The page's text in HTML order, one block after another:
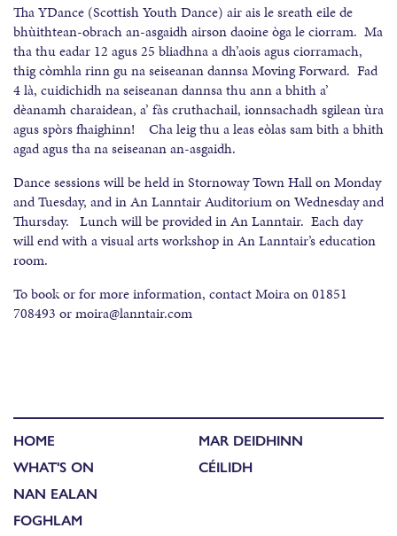
Tha YDance (Scottish Youth Dance) air ais le sreath eile de
bhùithtean-obrach an-asgaidh airson daoine òga le ciorram. Ma
tha thu eadar 12 agus 25 bliadhna a dh’aois agus ciorramach,
thig còmhla rinn gu na seiseanan dannsa Moving Forward. Fad
4 là, cuidichidh na seiseanan dannsa thu ann a bhith a’
dèanamh charaidean, a’ fàs cruthachail, ionnsachadh sgilean ùra
agus spòrs fhaighinn! Cha leig thu a leas eòlas sam bith a bhith
agad agus tha na seiseanan an-asgaidh.
Dance sessions will be held in Stornoway Town Hall on Monday
and Tuesday, and in An Lanntair Auditorium on Wednesday and
Thursday. Lunch will be provided in An Lanntair. Each day
will end with a visual arts workshop in An Lanntair’s education
room.
To book or for more information, contact Moira on 01851
708493 or moira@lanntair.com
HOME
WHAT'S ON
NAN EALAN
FOGHLAM
MAR DEIDHINN
CÉILIDH